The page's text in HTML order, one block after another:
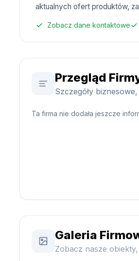
aktualnych ofert produktów,
Zobacz dane kontaktowe
Przegląd
Szczegóły
Ta firma nie dodała jeszcze
Galeria
Zobacz nasze